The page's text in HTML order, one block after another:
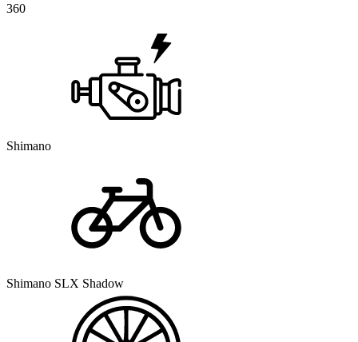
360
Shimano
Shimano SLX Shadow